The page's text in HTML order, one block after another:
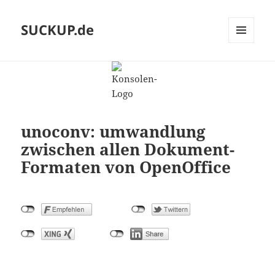
SUCKUP.de
unoconv: umwandlung
zwischen allen Dokument-
Formaten von OpenOffice